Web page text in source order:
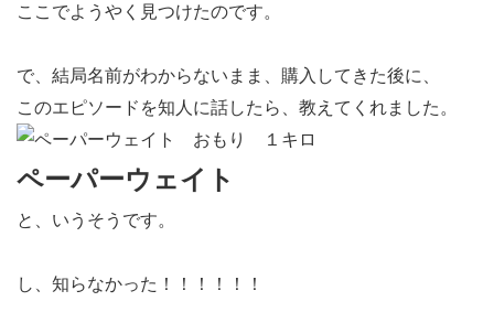
ここでようやく見つけたのです。
で、結局名前がわからないまま、購入してきた後に、
このエピソードを知人に話したら、教えてくれました。
ペーパーウェイト
と、いうそうです。
し、知らなかった！！！！！！